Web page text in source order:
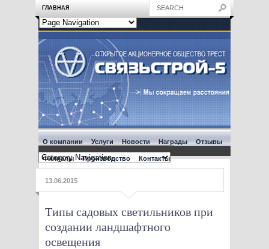
ГЛАВНАЯ
О компании Услуги Новости Награды Отзывы
Филиалы Производство Контакты
13.06.2015
Типы садовых светильников при
создании ландшафтного
освещения